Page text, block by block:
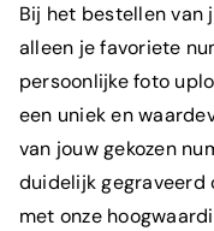
Bij het bestellen
alleen je favoriete
persoonlijke foto
een uniek en
van jouw gekozen
duidelijk gegraveerd
met onze